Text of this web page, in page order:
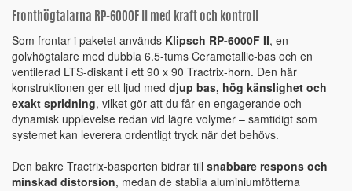
Fronthögtalarna RP-6000F II med kraft och kontroll
Som frontar i paketet används Klipsch RP-6000F II, en
golvhögtalare med dubbla 6.5-tums Cerametallic-bas och en
ventilerad LTS-diskant i ett 90 x 90 Tractrix-horn. Den här
konstruktionen ger ett ljud med djup bas, hög känslighet och
exakt spridning, vilket gör att du får en engagerande och
dynamisk upplevelse redan vid lägre volymer – samtidigt som
systemet kan leverera ordentligt tryck när det behövs.
Den bakre Tractrix-basporten bidrar till snabbare respons och
minskad distorsion, medan de stabila aluminiumfötterna